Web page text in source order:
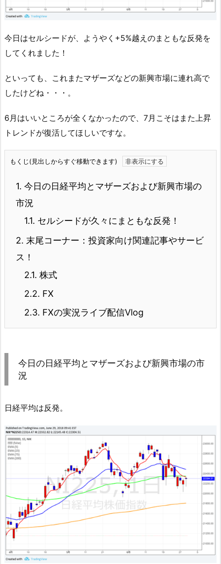
今日はセルシードが、ようやく+5%越えのまともな反発を
してくれました！
といっても、これまたマザーズなどの新興市場に連れ高で
したけどね・・・。
6月はいいところが全くなかったので、7月こそはまた上昇
トレンドが復活してほしいですな。
もくじ(見出しからすぐ移動できます)
1. 今日の日経平均とマザーズおよび新興市場の
市況
1.1. セルシードが久々にまともな反発！
2. 末尾コーナー：投資家向け関連記事やサービ
ス！
2.1. 株式
2.2. FX
2.3. FXの実況ライブ配信Vlog
今日の日経平均とマザーズおよび新興市場の市
況
日経平均は反発。